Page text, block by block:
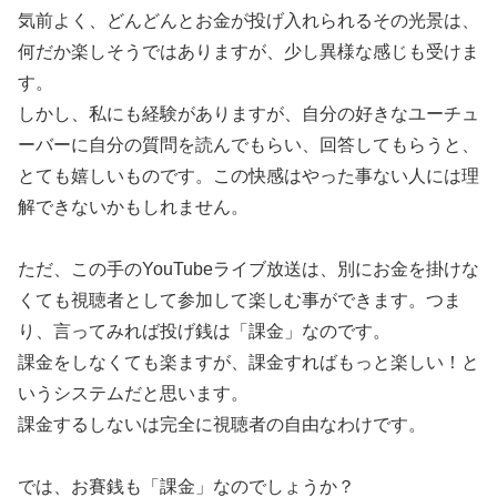
気前よく、どんどんとお金が投げ入れられるその光景は、
何だか楽しそうではありますが、少し異様な感じも受けま
す。
しかし、私にも経験がありますが、自分の好きなユーチュ
ーバーに自分の質問を読んでもらい、回答してもらうと、
とても嬉しいものです。この快感はやった事ない人には理
解できないかもしれません。
ただ、この手のYouTubeライブ放送は、別にお金を掛けな
くても視聴者として参加して楽しむ事ができます。つま
り、言ってみれば投げ銭は「課金」なのです。
課金をしなくても楽ますが、課金すればもっと楽しい！と
いうシステムだと思います。
課金するしないは完全に視聴者の自由なわけです。
では、お賽銭も「課金」なのでしょうか？